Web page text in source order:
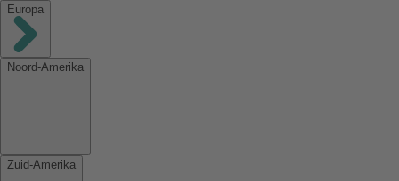
Europa
Noord-Amerika
Zuid-Amerika